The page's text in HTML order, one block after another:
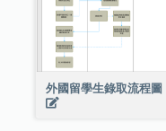
外國留學生錄取流程圖